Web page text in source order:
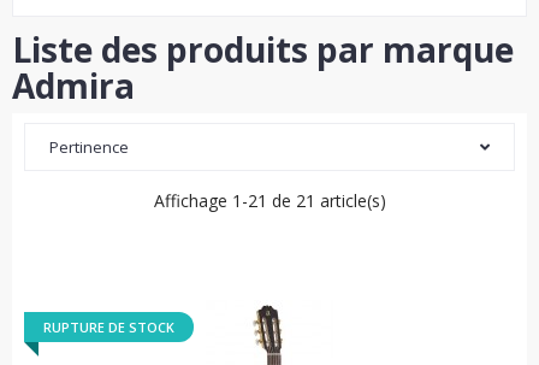
Liste des produits par marque
Admira
Pertinence
Affichage 1-21 de 21 article(s)
RUPTURE DE STOCK